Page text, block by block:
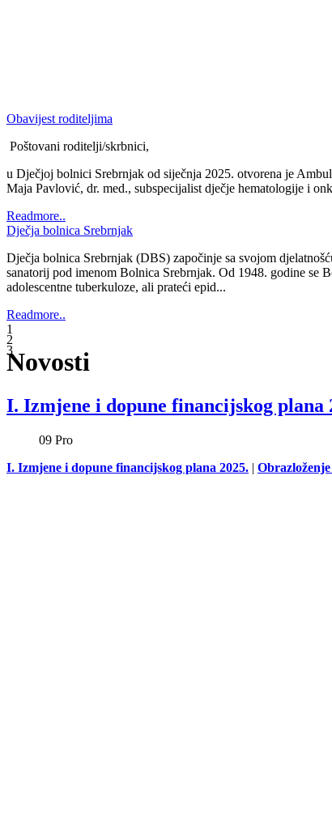
Dječja bolnica Srebrnjak
Dječja bolnica Srebrnjak (DBS) započinje sa svojom
adolescentne tuberkuloze, ali prateći epid...
1
2
3
Novosti
I. Izmjene i dopune financijskog plana
I. Izmjene i dopune financijskog plana 2025.